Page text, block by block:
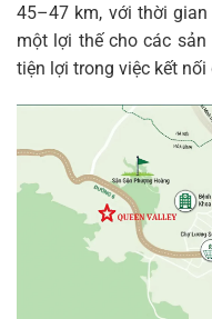
45–47 km, với thời
một lợi thế cho các
tiện lợi trong việc kết nối